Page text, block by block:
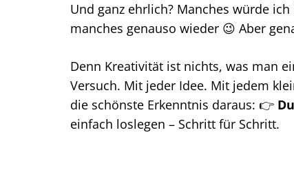
Und ganz ehrlich? Manches würde
manches genauso wieder 😉 Aber
Denn Kreativität ist nichts, was man
Versuch. Mit jeder Idee. Mit jedem
die schönste Erkenntnis daraus: 👉
einfach loslegen – Schritt für Schritt.